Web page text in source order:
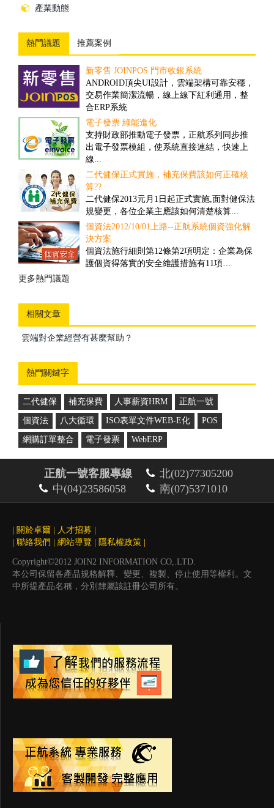
產業動態
熱門議題 推薦案例
新零售 JOINPOS 門市收銀系統
ANDROID頂尖UI設計，雲端架構可靠安穩，
交易作業簡潔流暢，線上線下紅利通用，整
合ERP系統
電子發票 綠能進化
支持財政部推動電子發票，正航系列同步推
出電子發票模組，使系統直接連結，快速上
線...
二代健保正式實施，補充保費該如何正確核
算??
二代健保2013元月1日起正式實施,面對健保法
規變更，各位企業主應該如何清楚核算...
個資法2012/10/01上路--正航系統個資強化解
決方案
個資法施行細則第12條第2項明定：企業為保
護個資得落實的安全維護措施有11項…
更多熱門議題
倉儲物流業客製案例
隨著全球經濟一體化的趨勢，現代物流將成
為未來經濟發展的重要產業。然而，ERP技術
的引入，可推動物流業的發展、加速物流業
的改革與創新...
撿貨管理之解決方案
對一些客戶多、需求頻率高、送貨時間要求
高的公司而言，撿貨的速度和精確度往往具
有決定性的重要性...
盤點管理之解決方案
舊有的正航盤點流程雖然可提高效率，但卻
忽略經營面的問題，盤點人員在其中可以偷
工，因此易造成成本上的損失...
商品計算面積之管理解決方案
因應企業於商品管理需要以面積計算，來對
其客戶報價並依此作為庫存的管理，所制定
相關文章
雲端對企業經營有甚麼幫助？
熱門關鍵字
二代健保 補充保費 人事薪資HRM 正航一號
個資法 八大循環 ISO表單文件WEB-E化 POS
網購訂單整合 電子發票 WebERP
正航一號客服專線
北(02)77305200
中(04)23586058
南(07)5371010
關於卓爾 人才招募
聯絡我們 網站導覽 隱私權政策
Copyright©2012 JOIN2 INFORMATION CO,.LTD.
本公司保留各產品規格解釋、變更、複製、停止使用等權利。文
中所提產品名稱，分別隸屬該註冊公司所有。